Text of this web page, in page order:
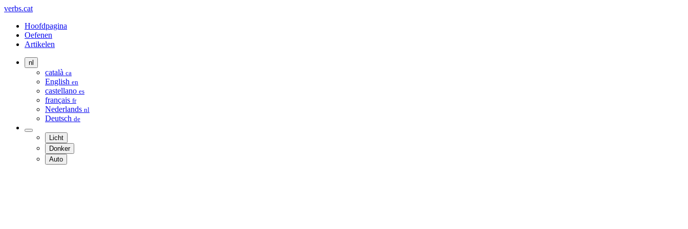
verbs.cat
Hoofdpagina
Oefenen
Artikelen
nl
català ca
English en
castellano es
français fr
Nederlands nl
Deutsch de
Licht
Donker
Auto